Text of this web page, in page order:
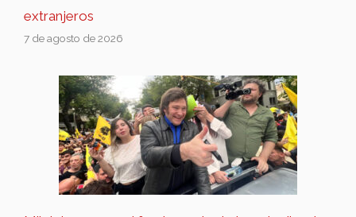
extranjeros
7 de agosto de 2026